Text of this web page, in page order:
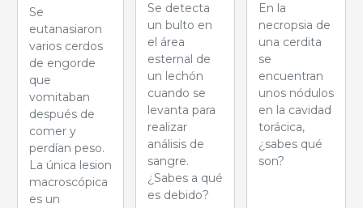
Se
eutanasiaron
varios cerdos
de engorde
que
vomitaban
después de
comer y
perdían peso.
La única lesion
macroscópica
es un
Se detecta
un bulto en
el área
esternal de
un lechón
cuando se
levanta para
realizar
análisis de
sangre.
¿Sabes a qué
es debido?
En la
necropsia de
una cerdita
se
encuentran
unos nódulos
en la cavidad
torácica,
¿sabes qué
son?